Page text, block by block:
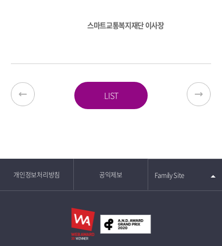
스마트교통복지재단 이사장
LIST
개인정보처리방침 공익제보 Family Site